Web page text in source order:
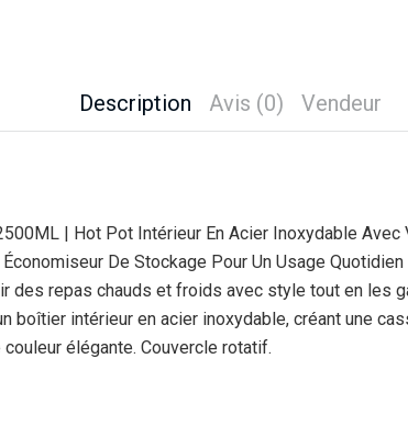
Description Avis (0) Vendeur
| Hot Pot Intérieur En Acier Inoxydable
De Stockage Pour Un Usage Quotidien
des repas chauds et froids avec style tout en les
boîtier intérieur en acier inoxydable, créant une
élégante. Couvercle rotatif.